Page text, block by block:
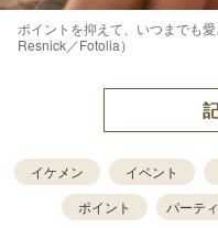
ポイントを抑えて、いつまでも
Resnick／Fotolia）
イケメン イベント
ポイント
パーテ